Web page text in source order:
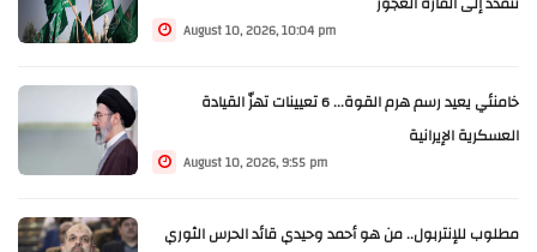
August 10, 2026, 10:04 pm
خامنئي يعيد رسم هرم القوة... 6 تعيينات تهزّ القيادة
العسكرية الإيرانية
August 10, 2026, 9:55 pm
مطلوب للإنتربول.. من هو أحمد وحيدي قائد الحرس الثوري